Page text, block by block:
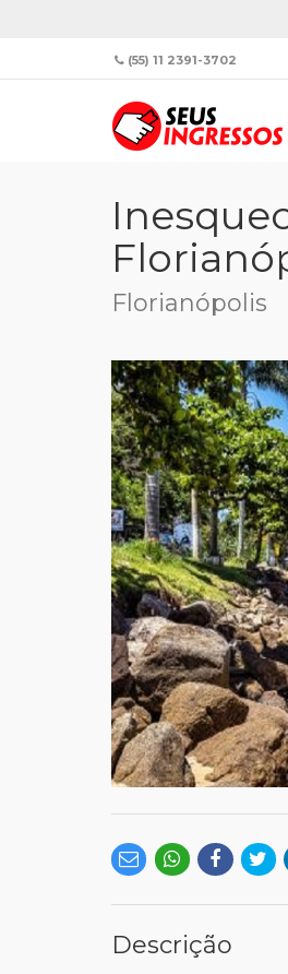
(55) 11 2391-3702
Home Passeios
Florianópolis
Descrição